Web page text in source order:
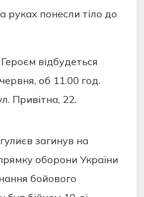
руках понесли тіло до
відбудеться
об 11.00 год.
Привітна, 22.
загинув на
оборони України
бойового